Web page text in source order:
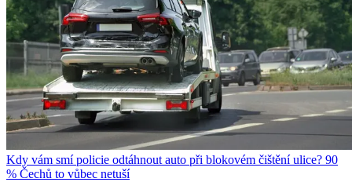
Kdy vám smí policie odtáhnout auto při blokovém čištění ulice? 90
% Čechů to vůbec netuší